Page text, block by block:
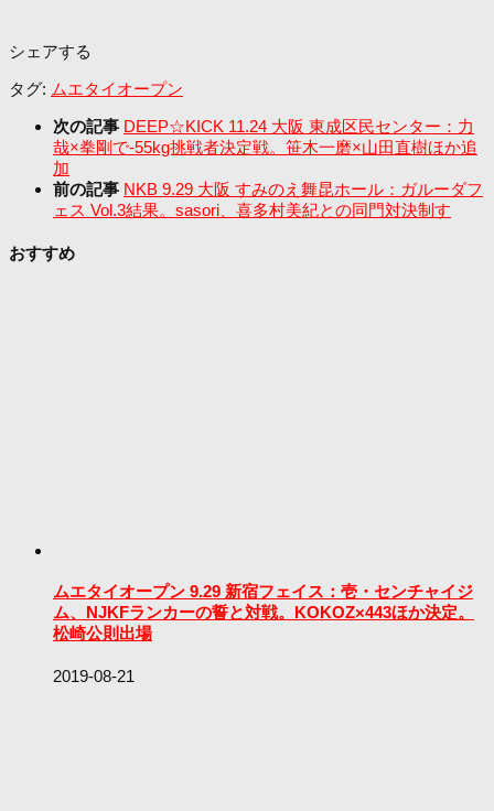
シェアする
タグ: ムエタイオープン
次の記事 DEEP☆KICK 11.24 大阪 東成区民センター：力
哉×拳剛で-55kg挑戦者決定戦。笹木一磨×山田直樹ほか追
加
前の記事 NKB 9.29 大阪 すみのえ舞昆ホール：ガルーダフ
ェス Vol.3結果。sasori、喜多村美紀との同門対決制す
おすすめ
ムエタイオープン 9.29 新宿フェイス：壱・センチャイジ
ム、NJKFランカーの誓と対戦。KOKOZ×443ほか決定。
松崎公則出場
2019-08-21